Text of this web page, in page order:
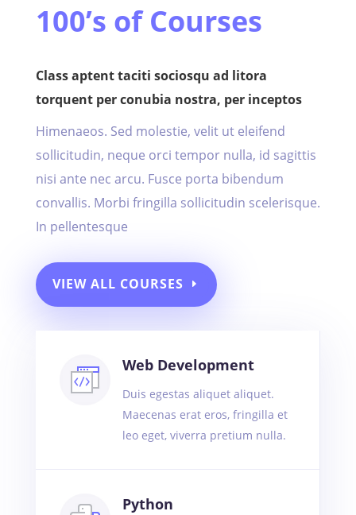
100’s of Courses
Class aptent taciti sociosqu ad litora
torquent per conubia nostra, per inceptos
Himenaeos. Sed molestie, velit ut eleifend
sollicitudin, neque orci tempor nulla, id sagittis
nisi ante nec arcu. Fusce porta bibendum
convallis. Morbi fringilla sollicitudin scelerisque.
In pellentesque
VIEW ALL COURSES
Web Development
Duis egestas aliquet aliquet.
Maecenas erat eros, fringilla et
leo eget, viverra pretium nulla.
Python